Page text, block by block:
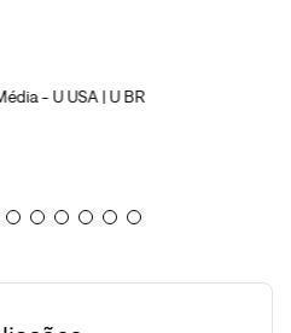
- U USA | U BR